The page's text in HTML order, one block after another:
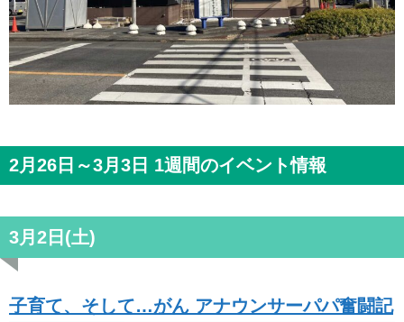
2月26日～3月3日 1週間のイベント情報
3月2日(土)
子育て、そして…がん アナウンサーパパ奮闘記